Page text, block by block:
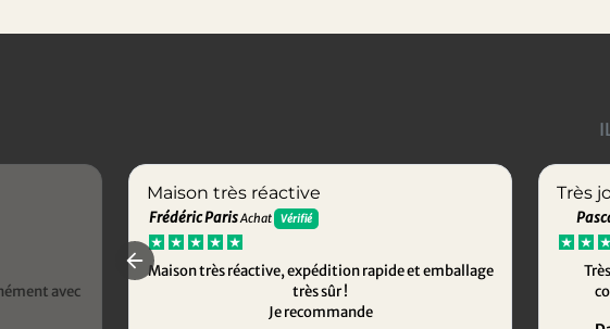
avec
Maison très réactive
Frédéric ParisAchat Vérifié
Maison très réactive, expédition rapide et emballage
très sûr !
Je recommande
Très